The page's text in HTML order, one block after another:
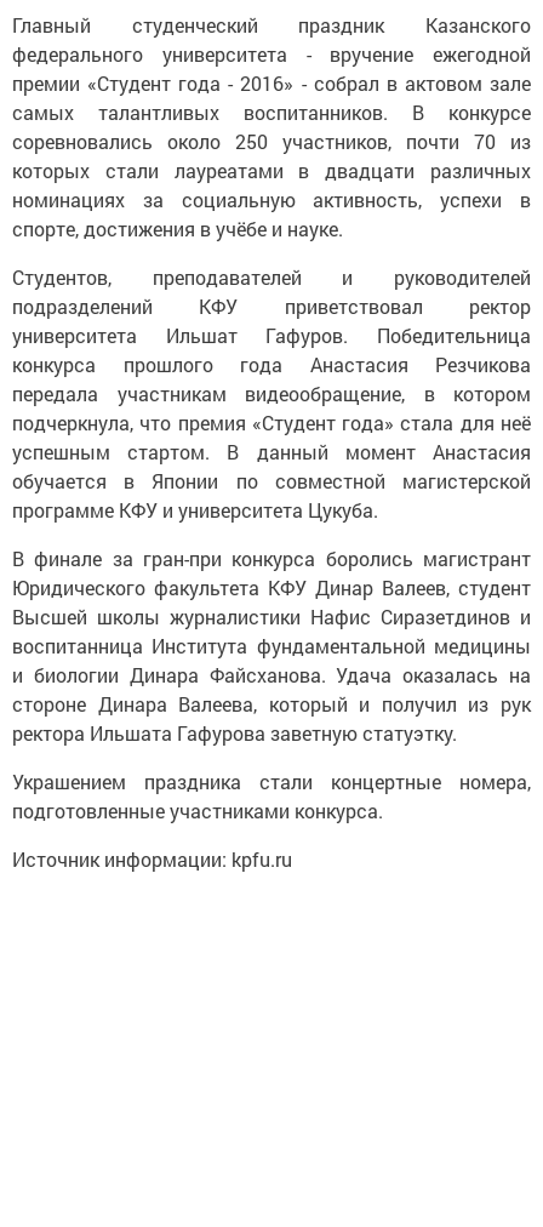
Главный студенческий праздник Казанского
федерального университета - вручение ежегодной
премии «Студент года - 2016» - собрал в актовом зале
самых талантливых воспитанников. В конкурсе
соревновались около 250 участников, почти 70 из
которых стали лауреатами в двадцати различных
номинациях за социальную активность, успехи в
спорте, достижения в учёбе и науке.
Студентов, преподавателей и руководителей
подразделений КФУ приветствовал ректор
университета Ильшат Гафуров. Победительница
конкурса прошлого года Анастасия Резчикова
передала участникам видеообращение, в котором
подчеркнула, что премия «Студент года» стала для неё
успешным стартом. В данный момент Анастасия
обучается в Японии по совместной магистерской
программе КФУ и университета Цукуба.
В финале за гран-при конкурса боролись магистрант
Юридического факультета КФУ Динар Валеев, студент
Высшей школы журналистики Нафис Сиразетдинов и
воспитанница Института фундаментальной медицины
и биологии Динара Файсханова. Удача оказалась на
стороне Динара Валеева, который и получил из рук
ректора Ильшата Гафурова заветную статуэтку.
Украшением праздника стали концертные номера,
подготовленные участниками конкурса.
Источник информации: kpfu.ru